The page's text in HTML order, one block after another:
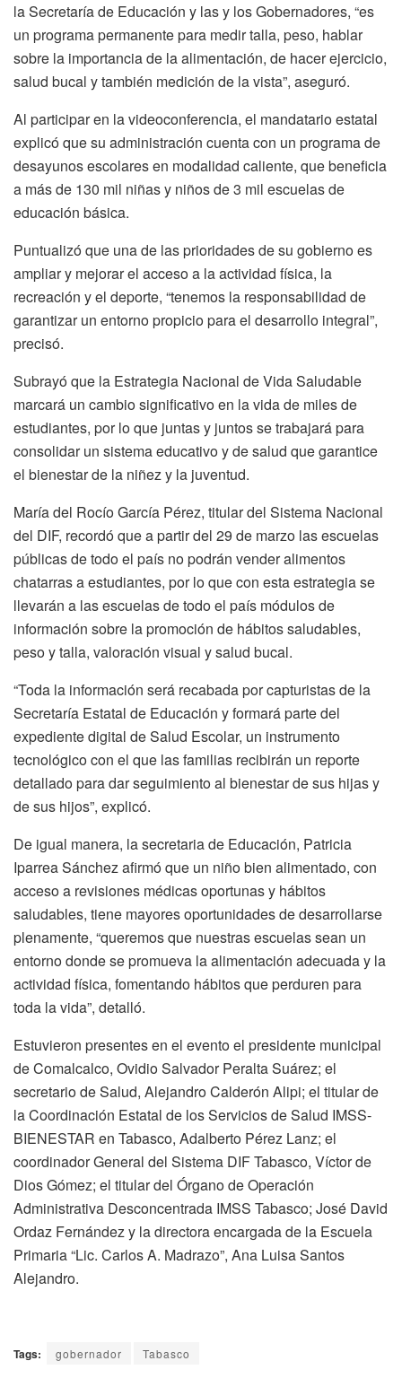
la Secretaría de Educación y las y los Gobernadores, “es
un programa permanente para medir talla, peso, hablar
sobre la importancia de la alimentación, de hacer ejercicio,
salud bucal y también medición de la vista”, aseguró.
Al participar en la videoconferencia, el mandatario estatal
explicó que su administración cuenta con un programa de
desayunos escolares en modalidad caliente, que beneficia
a más de 130 mil niñas y niños de 3 mil escuelas de
educación básica.
Puntualizó que una de las prioridades de su gobierno es
ampliar y mejorar el acceso a la actividad física, la
recreación y el deporte, “tenemos la responsabilidad de
garantizar un entorno propicio para el desarrollo integral”,
precisó.
Subrayó que la Estrategia Nacional de Vida Saludable
marcará un cambio significativo en la vida de miles de
estudiantes, por lo que juntas y juntos se trabajará para
consolidar un sistema educativo y de salud que garantice
el bienestar de la niñez y la juventud.
María del Rocío García Pérez, titular del Sistema Nacional
del DIF, recordó que a partir del 29 de marzo las escuelas
públicas de todo el país no podrán vender alimentos
chatarras a estudiantes, por lo que con esta estrategia se
llevarán a las escuelas de todo el país módulos de
información sobre la promoción de hábitos saludables,
peso y talla, valoración visual y salud bucal.
“Toda la información será recabada por capturistas de la
Secretaría Estatal de Educación y formará parte del
expediente digital de Salud Escolar, un instrumento
tecnológico con el que las familias recibirán un reporte
detallado para dar seguimiento al bienestar de sus hijas y
de sus hijos”, explicó.
De igual manera, la secretaria de Educación, Patricia
Iparrea Sánchez afirmó que un niño bien alimentado, con
acceso a revisiones médicas oportunas y hábitos
saludables, tiene mayores oportunidades de desarrollarse
plenamente, “queremos que nuestras escuelas sean un
entorno donde se promueva la alimentación adecuada y la
actividad física, fomentando hábitos que perduren para
toda la vida”, detalló.
Estuvieron presentes en el evento el presidente municipal
de Comalcalco, Ovidio Salvador Peralta Suárez; el
secretario de Salud, Alejandro Calderón Alipi; el titular de
la Coordinación Estatal de los Servicios de Salud IMSS-
BIENESTAR en Tabasco, Adalberto Pérez Lanz; el
coordinador General del Sistema DIF Tabasco, Víctor de
Dios Gómez; el titular del Órgano de Operación
Administrativa Desconcentrada IMSS Tabasco; José David
Ordaz Fernández y la directora encargada de la Escuela
Primaria “Lic. Carlos A. Madrazo”, Ana Luisa Santos
Alejandro.
Tags: gobernador Tabasco